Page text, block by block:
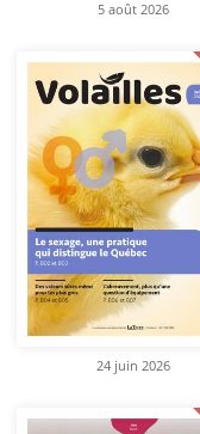
5 août 2026
24 juin 2026